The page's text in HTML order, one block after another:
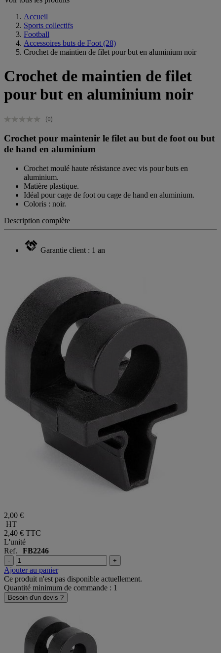
Accueil
Sports collectifs
Football
Accessoires buts de Foot (28)
Crochet de maintien de filet pour but en aluminium noir
Crochet de maintien de filet
pour but en aluminium noir
(0)
Crochet pour maintenir le filet au but de foot ou but
de hand en aluminium
Crochet moulé haute résistance avec vis pour buts en
aluminium.
Matière plastique.
Idéal pour cage de foot ou cage de hand en aluminium.
Coloris : noir.
Description complète
Garantie client : 1 an
2,00 €
HT
2,40 € TTC
L'unité
Ref. FB2246
- +
Ajouter au panier
Ce produit n'est pas disponible actuellement.
Quantité minimum de commande : 1
Besoin d'un devis ?